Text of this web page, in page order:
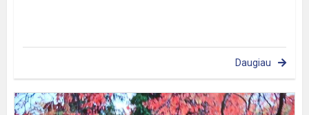
Daugiau